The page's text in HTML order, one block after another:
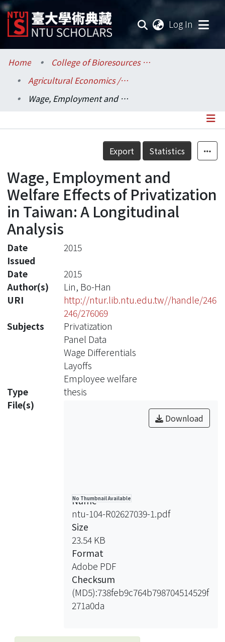
Log In
Communities & Collections
Research Outputs
Statistics
Home
College of Bioresources and Agriculture / 生物資源暨農學院
Agricultural Economics / 農業經濟學系
Wage, Employment and Welfare Effects of Privatization in Taiwan: A Longitudinal Analysis
Details
Export Statistics
Wage, Employment and
Welfare Effects of Privatization
in Taiwan: A Longitudinal
Analysis
Date
Issued
2015
Date
2015
Author(s)
Lin, Bo-Han
URI
http://ntur.lib.ntu.edu.tw//handle/246
246/276069
Subjects
Privatization
Panel Data
Wage Differentials
Layoffs
Employee welfare
Type
thesis
File(s)
No Thumbnail Available
Download
Name
ntu-104-R02627039-1.pdf
Size
23.54 KB
Format
Adobe PDF
Checksum
(MD5):738feb9c764b798704514529f
271a0da